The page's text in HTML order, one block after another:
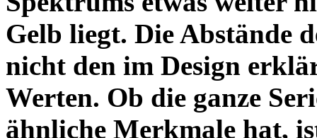
Gelb liegt. Die Abstände
nicht den im Design
Werten. Ob die ganze
ähnliche Merkmale hat,